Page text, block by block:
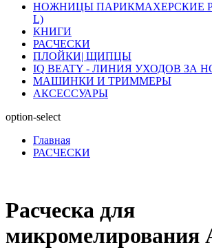
НОЖНИЦЫ ПАРИКМАХЕРСКИЕ
L)
КНИГИ
РАСЧЕСКИ
ПЛОЙКИ| ЩИПЦЫ
IQ BEATY - ЛИНИЯ УХОДОВ ЗА
МАШИНКИ И ТРИММЕРЫ
АКСЕССУАРЫ
option-select
Главная
РАСЧЕСКИ
Расческа для
микромелирования